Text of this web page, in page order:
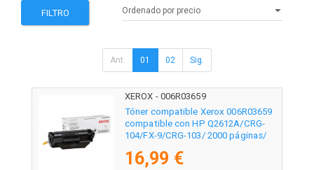
FILTRO
Ant. 01 02 Sig.
XEROX - 006R03659
Tóner compatible Xerox 006R03659
compatible con HP Q2612A/CRG-
104/FX-9/CRG-103/ 2000 páginas/
16,99 €